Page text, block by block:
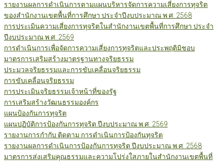
รายงานผลการดำเนินการตามแผนบริหารจัดการความเสี่ยงการทุจริต
ของสำนักงานเขตพื้นที่การศึกษา ประจำปีงบประมาณ พ.ศ. 2568
การประเมินความเสี่ยงการทุจริตในสำนักงานเขตพื้นที่การศึกษา ประจำ
ปีงบประมาณ พ.ศ. 2569
การดำเนินการเพื่อจัดการความเสี่ยงการทุจริตและประพฤติมิชอบ
มาตรการเสริมสร้างมาตรฐานทางจริยธรรม
ประมวลจริยธรรมและการขับเคลื่อนจริยธรรม
การขับเคลื่อนจริยธรรม
การประเมินจริยธรรมเจ้าหน้าที่ของรัฐ
การเสริมสร้างวัฒนธรรมองค์กร
แผนป้องกันการทุจริต
แผนปฏิบัติการป้องกันการทุจริต ปีงบประมาณ พ.ศ. 2569
รายงานการกำกับ ติดตาม การดำเนินการป้องกันทุจริต
รายงานผลการดำเนินการป้องกันการทุจริต ปีงบประมาณ พ.ศ. 2568
มาตรการส่งเสริมคุณธรรมและความโปร่งใสภายในสำนักงานเขตพื้นที่